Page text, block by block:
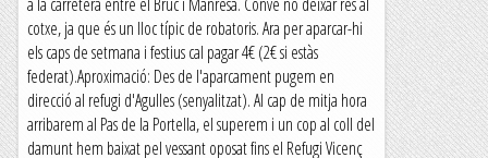
cotxe, ja que és un lloc típic de robatoris. Ara per aparcar-hi
els caps de setmana i festius cal pagar 4€ (2€ si estàs
federat).Aproximació: Des de l'aparcament pugem en
direcció al refugi d'Agulles (senyalitzat). Al cap de mitja hora
arribarem al Pas de la Portella, el superem i un cop al coll del
damunt hem baixat pel vessant oposat fins el Refugi Vicenç